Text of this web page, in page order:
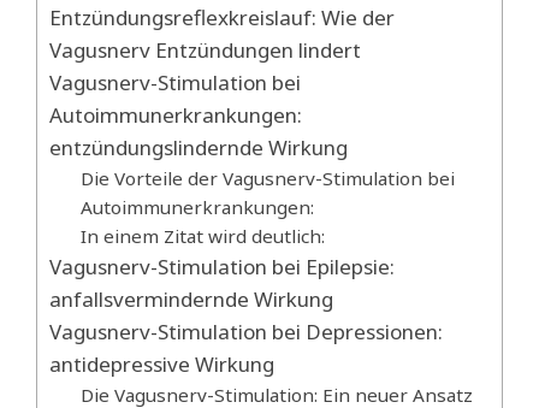
Entzündungsreflexkreislauf: Wie der
Vagusnerv Entzündungen lindert
Vagusnerv-Stimulation bei
Autoimmunerkrankungen:
entzündungslindernde Wirkung
Die Vorteile der Vagusnerv-Stimulation bei
Autoimmunerkrankungen:
In einem Zitat wird deutlich:
Vagusnerv-Stimulation bei Epilepsie:
anfallsvermindernde Wirkung
Vagusnerv-Stimulation bei Depressionen:
antidepressive Wirkung
Die Vagusnerv-Stimulation: Ein neuer Ansatz